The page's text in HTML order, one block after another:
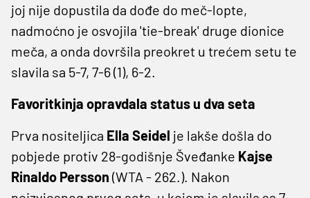
joj nije dopustila da dođe do meč-lopte,
nadmoćno je osvojila 'tie-break' druge dionice
meča, a onda dovršila preokret u trećem setu te
slavila sa 5-7, 7-6 (1), 6-2.
Favoritkinja opravdala status u dva seta
Prva nositeljica Ella Seidel je lakše došla do
pobjede protiv 28-godišnje Šveđanke Kajse
Rinaldo Persson (WTA - 262.). Nakon